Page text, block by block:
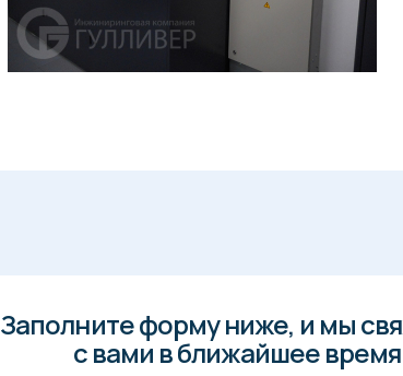
Заполните форму ниже, и мы
с вами в ближайшее